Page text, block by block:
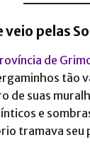
veio pelas
de
tão
de suas
e
tramava